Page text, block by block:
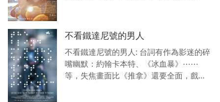
年拍攝，細膩捕
不看鐵達尼號的男人
不看鐵達尼號的男人: 台詞有作為影迷的碎
嘴幽默：約翰卡本特、《冰血暴》⋯⋯
等，失焦畫面比《推拿》還要全面，戲劇